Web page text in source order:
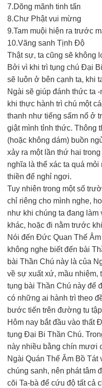
7.Dõng mãnh tinh tấn
8.Chư Phật vui mừng
9.Tam muội hiện ra trước
10.Vãng sanh Tịnh Độ
Thật sự, ta cũng sẽ không
Bởi vì khi trì tụng chú Đại
sẽ luôn ở bên cạnh ta, khi
Ngài sẽ giúp đánh thức ta
khi thực hành trì chú một
thanh như tiếng sấm nổ ở
giật mình tỉnh thức. Thông
(hoặc không dám) buồn
xảy ra một lần thứ hai
nghĩa là thể xác ta quá
thiền để nghỉ ngơi.
Tuy nhiên trong một số
chỉ riêng cho mình nghe,
như khi chúng ta đang
khác, hoặc đi nằm trước
Nói đến Đức Quan Thế
không nghe biết đến bài
bài Thần Chú này là của
về sự xuất xứ, mầu nhiệm,
tụng bài Thần Chú này để
có những ai hành trì theo
bước tiến trên đường tu
Hôm nay bắt đầu vào thất
tụng Ðại Bi Thần Chú.
này nhiều bằng chín mươi
Ngài Quán Thế Âm Bồ
chúng sanh, nên phát tâm
cõi Ta-bà để cứu độ tất cả